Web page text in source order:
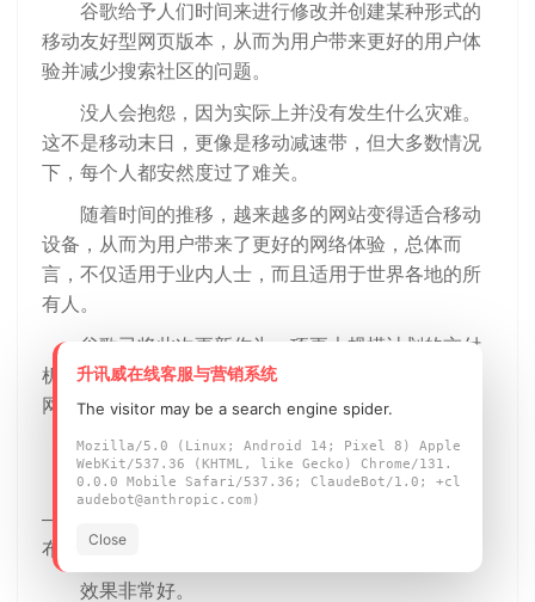
谷歌给予人们时间来进行修改并创建某种形式的
移动友好型网页版本，从而为用户带来更好的用户体
验并减少搜索社区的问题。
没人会抱怨，因为实际上并没有发生什么灾难。
这不是移动末日，更像是移动减速带，但大多数情况
下，每个人都安然度过了难关。
随着时间的推移，越来越多的网站变得适合移动
设备，从而为用户带来了更好的网络体验，总体而
言，不仅适用于业内人士，而且适用于世界各地的所
有人。
谷歌已将此次更新作为一项更大规模计划的交付
机制，以便让大量网站在短时间内改变其设计以及对
网络的看法。
他们是如何让人们做到这一点的？
谷歌使出了他们最大的诱饵来吸引人们的兴趣
——提高排名——他们在二月份的那篇博客文章中宣
布了这一点，并让每个人都去追逐它。
效果非常好。
升讯威在线客服与营销系统
The visitor may be a search engine spider.
Mozilla/5.0 (Linux; Android 14; Pixel 8) Apple
WebKit/537.36 (KHTML, like Gecko) Chrome/131.
0.0.0 Mobile Safari/537.36; ClaudeBot/1.0; +cl
audebot@anthropic.com)
Close